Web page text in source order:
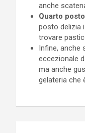
anche
Quarto
posto delizia
trovare
Infine, anche
eccezionale
ma anche
gelateria che